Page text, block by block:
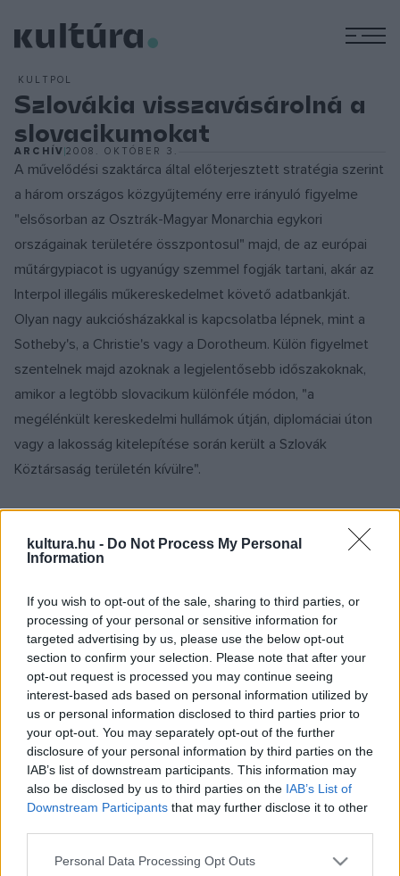
kultura.hu - Do Not Process My Personal
Information
If you wish to opt-out of the sale, sharing to third parties, or
processing of your personal or sensitive information for
targeted advertising by us, please use the below opt-out
section to confirm your selection. Please note that after your
opt-out request is processed you may continue seeing
interest-based ads based on personal information utilized by
us or personal information disclosed to third parties prior to
your opt-out. You may separately opt-out of the further
disclosure of your personal information by third parties on the
IAB’s list of downstream participants. This information may
also be disclosed by us to third parties on the IAB’s List of
Downstream Participants that may further disclose it to other
Please note that this website/app uses one or more Google
Personal Data Processing Opt Outs
KULTPOL
Szlovákia visszavásárolná a
slovacikumokat
ARCHÍV2008. OKTÓBER 3.
A művelődési szaktárca által előterjesztett stratégia szerint
a három országos közgyűjtemény erre irányuló figyelme
"elsősorban az Osztrák-Magyar Monarchia egykori
országainak területére összpontosul" majd, de az európai
műtárgypiacot is ugyanúgy szemmel fogják tartani, akár az
Interpol illegális műkereskedelmet követő adatbankját.
Olyan nagy aukciósházakkal is kapcsolatba lépnek, mint a
Sotheby's, a Christie's vagy a Dorotheum. Külön figyelmet
szentelnek majd azoknak a legjelentősebb időszakoknak,
amikor a legtöbb slovacikum különféle módon, "a
megélénkült kereskedelmi hullámok útján, diplomáciai úton
vagy a lakosság kitelepítése során került a Szlovák
Köztársaság területén kívülre".
a 20. századnak, a monarchia szétesését követő
Ezen műtárgyak közül "számos már a Szlovák Köztársaság
határain kívül, még az I. világháború előtti, majd a két
világháború közötti időszakban, akkor keletkezett, amikor
alkotóik a hazájuk elhagyására kényszerültek. További ilyen
hullám következett 1945, 1948 és 1968 után. Szerepet
játszott ebben az is, hogy a II. világháború derekán az előre
haladó frontvonal mögé evakuálták a német lakosságot,
valamint az is, hogy a II. világháború után a kisebbségeket a
Benes-dekrétumok alapján kitelepítették" - zárja
ismertetését a TASR szlovák hírügynökség.
A szlovákiai magyarok II. világháború utáni jogfosztását